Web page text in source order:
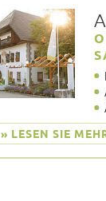
» LESEN SIE